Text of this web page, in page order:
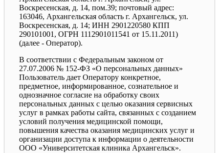
Воскресенская, д. 14, пом.39; почтовый адрес:
163046, Архангельская область г. Архангельск, ул.
Воскресенская, д. 14; ИНН 2901220580 КПП
290101001, ОГРН 1112901011541 от 15.11.2011)
(далее - Оператор).
В соответствии с Федеральным законом от
27.07.2006 № 152-ФЗ «О персональных данных»
Пользователь дает Оператору конкретное,
предметное, информированное, сознательное и
однозначное согласие на обработку своих
персональных данных с целью оказания сервисных
услуг в рамках работы сайта, связанных с созданием
условий получения медицинской помощи,
повышения качества оказания медицинских услуг и
организации доступа к информации о деятельности
ООО «Университетская клиника Архангельск».